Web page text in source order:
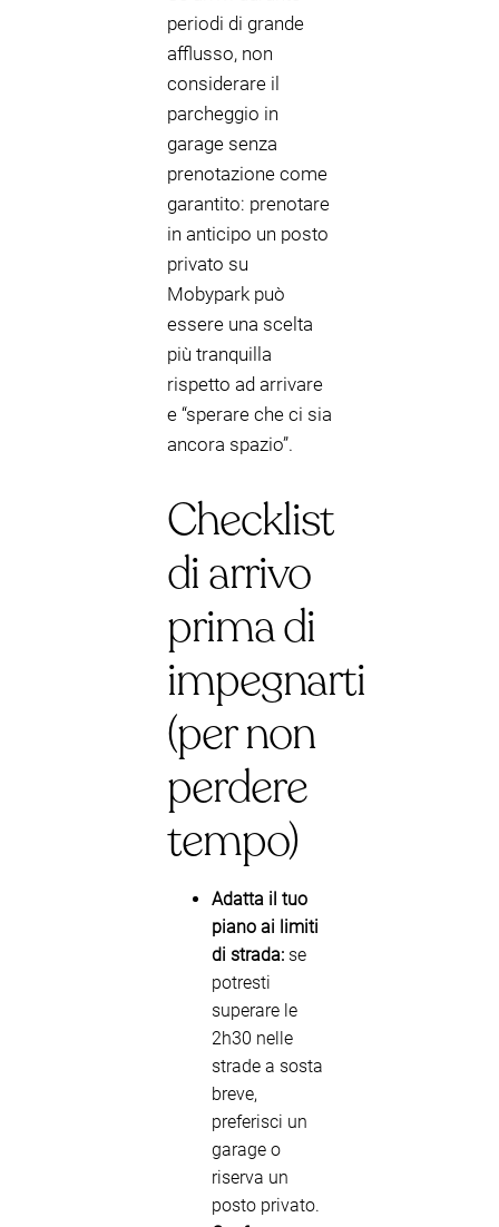
periodi di grande
afflusso, non
considerare il
parcheggio in
garage senza
prenotazione come
garantito: prenotare
in anticipo un posto
privato su
Mobypark può
essere una scelta
più tranquilla
rispetto ad arrivare
e “sperare che ci sia
ancora spazio”.
Checklist
di arrivo
prima di
impegnarti
(per non
perdere
tempo)
Adatta il tuo
piano ai limiti
di strada: se
potresti
superare le
2h30 nelle
strade a sosta
breve,
preferisci un
garage o
riserva un
posto privato.